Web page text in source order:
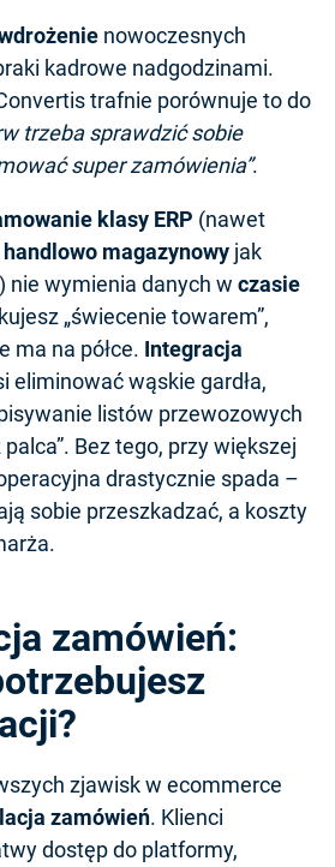
nowoczesnych
kadrowe nadgodzinami.
trafnie porównuje to do
trzeba sprawdzić sobie
super zamówienia”.
klasy ERP (nawet
magazynowy jak
nie wymienia danych w czasie
„świecenie towarem”,
ma na półce. Integracja
eliminować wąskie gardła,
listów przewozowych
Bez tego, przy większej
drastycznie spada –
sobie przeszkadzać, a koszty
zamówień:
zjawisk w ecommerce
zamówień. Klienci
dostęp do platformy,